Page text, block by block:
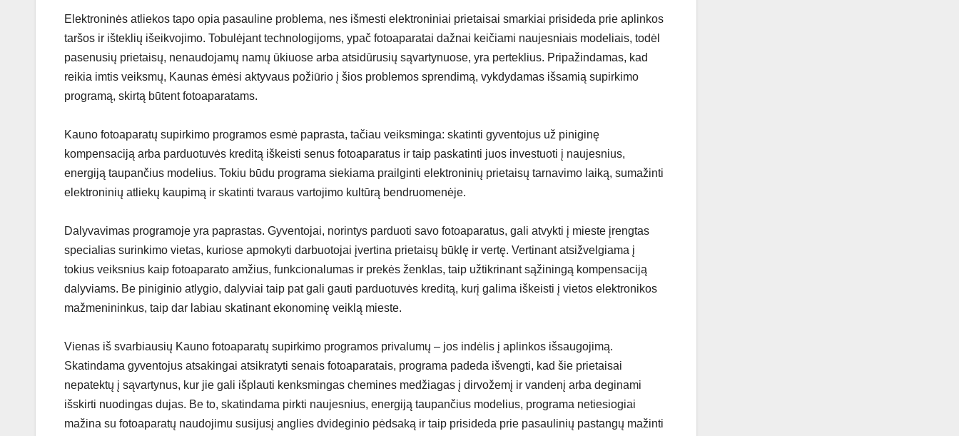
Elektroninės atliekos tapo opia pasauline problema, nes išmesti elektroniniai prietaisai smarkiai prisideda prie aplinkos
taršos ir išteklių išeikvojimo. Tobulėjant technologijoms, ypač fotoaparatai dažnai keičiami naujesniais modeliais, todėl
pasenusių prietaisų, nenaudojamų namų ūkiuose arba atsidūrusių sąvartynuose, yra perteklius. Pripažindamas, kad
reikia imtis veiksmų, Kaunas ėmėsi aktyvaus požiūrio į šios problemos sprendimą, vykdydamas išsamią supirkimo
programą, skirtą būtent fotoaparatams.
Kauno fotoaparatų supirkimo programos esmė paprasta, tačiau veiksminga: skatinti gyventojus už piniginę
kompensaciją arba parduotuvės kreditą iškeisti senus fotoaparatus ir taip paskatinti juos investuoti į naujesnius,
energiją taupančius modelius. Tokiu būdu programa siekiama prailginti elektroninių prietaisų tarnavimo laiką, sumažinti
elektroninių atliekų kaupimą ir skatinti tvaraus vartojimo kultūrą bendruomenėje.
Dalyvavimas programoje yra paprastas. Gyventojai, norintys parduoti savo fotoaparatus, gali atvykti į mieste įrengtas
specialias surinkimo vietas, kuriose apmokyti darbuotojai įvertina prietaisų būklę ir vertę. Vertinant atsižvelgiama į
tokius veiksnius kaip fotoaparato amžius, funkcionalumas ir prekės ženklas, taip užtikrinant sąžiningą kompensaciją
dalyviams. Be piniginio atlygio, dalyviai taip pat gali gauti parduotuvės kreditą, kurį galima iškeisti į vietos elektronikos
mažmenininkus, taip dar labiau skatinant ekonominę veiklą mieste.
Vienas iš svarbiausių Kauno fotoaparatų supirkimo programos privalumų – jos indėlis į aplinkos išsaugojimą.
Skatindama gyventojus atsakingai atsikratyti senais fotoaparatais, programa padeda išvengti, kad šie prietaisai
nepatektų į sąvartynus, kur jie gali išplauti kenksmingas chemines medžiagas į dirvožemį ir vandenį arba deginami
išskirti nuodingas dujas. Be to, skatindama pirkti naujesnius, energiją taupančius modelius, programa netiesiogiai
mažina su fotoaparatų naudojimu susijusį anglies dvideginio pėdsaką ir taip prisideda prie pasaulinių pastangų mažinti